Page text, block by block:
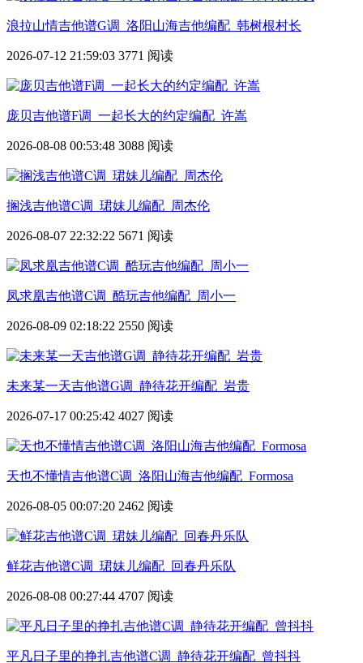
浪拉山情吉他谱G调_洛阳山海吉他编配_韩树根村长
2026-07-12 21:59:03 3771 阅读
庞贝吉他谱F调_一起长大的约定编配_许嵩
2026-08-08 00:53:48 3088 阅读
搁浅吉他谱C调_珺妹儿编配_周杰伦
2026-08-07 22:32:22 5671 阅读
凤求凰吉他谱C调_酷玩吉他编配_周小一
2026-08-09 02:18:22 2550 阅读
未来某一天吉他谱G调_静待花开编配_岩贵
2026-07-17 00:25:42 4027 阅读
天也不懂情吉他谱C调_洛阳山海吉他编配_Formosa
2026-08-05 00:07:20 2462 阅读
鲜花吉他谱C调_珺妹儿编配_回春丹乐队
2026-08-08 00:27:44 4707 阅读
平凡日子里的挣扎吉他谱C调_静待花开编配_曾抖抖